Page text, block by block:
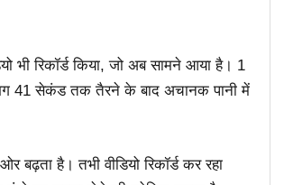
भी रिकॉर्ड किया, जो अब सामने आया है। 1
41 सेकंड तक तैरने के बाद अचानक पानी में
है। तभी वीडियो रिकॉर्ड कर रहा